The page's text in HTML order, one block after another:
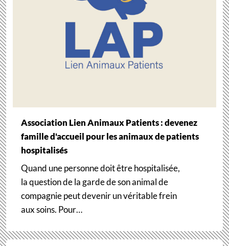
Association Lien Animaux Patients : devenez
famille d'accueil pour les animaux de patients
hospitalisés
Quand une personne doit être hospitalisée,
la question de la garde de son animal de
compagnie peut devenir un véritable frein
aux soins. Pour…